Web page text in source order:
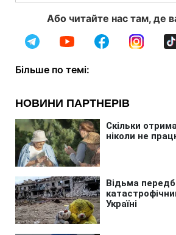
Або читайте нас там, де
Більше по темі: